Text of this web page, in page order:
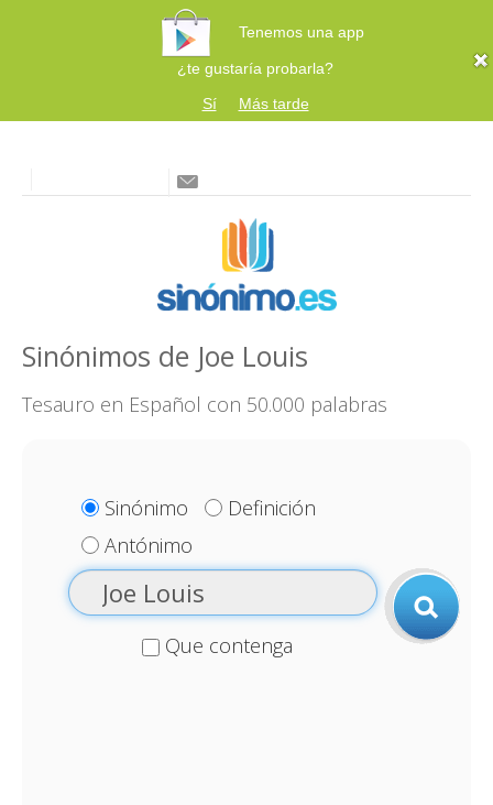
Tenemos una app
¿te gustaría probarla?
Sí
Más tarde
Sinónimos de Joe Louis
Tesauro en Español con 50.000 palabras
Sinónimo
Definición
Antónimo
Que contenga